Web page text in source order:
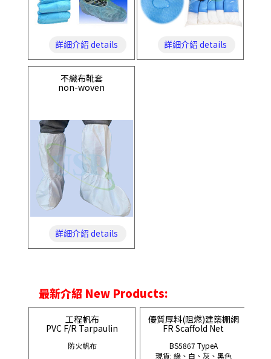
詳細介紹 details 詳細介紹 details
不織布靴套
non-woven
詳細介紹 details
最新介紹 New Products:
工程帆布
PVC F/R Tarpaulin
防火帆布
優質厚料(阻燃)建築棚網
FR Scaffold Net
BS5867 TypeA
現貨: 綠、白、灰、黑色